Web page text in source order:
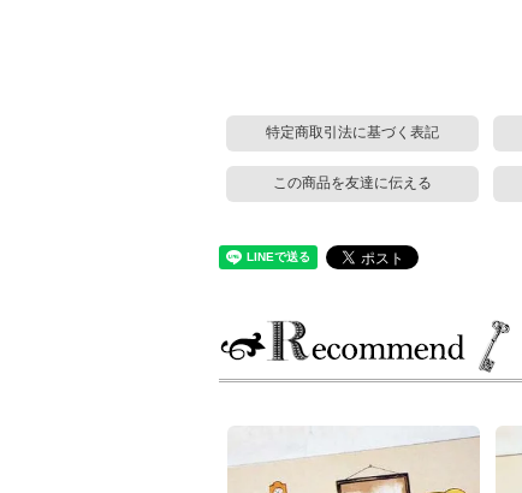
特定商取引法に基づく表記
この商品を友達に伝える